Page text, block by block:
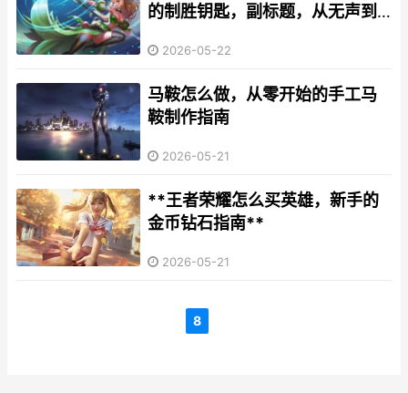
的制胜钥匙，副标题，从无声到
2026-05-22
马鞍怎么做，从零开始的手工马
鞍制作指南
2026-05-21
**王者荣耀怎么买英雄，新手的
金币钻石指南**
2026-05-21
8